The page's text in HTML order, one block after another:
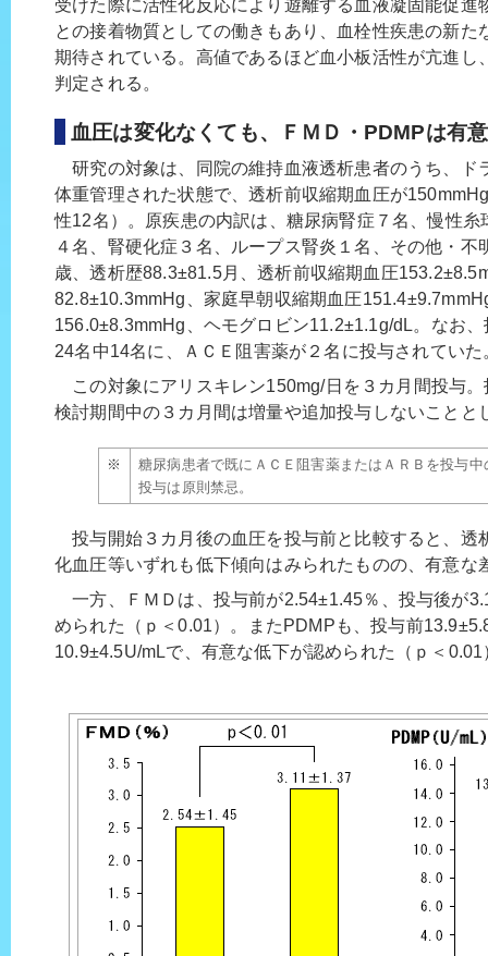
受けた際に活性化反応により遊離する血液凝固能促進
との接着物質としての働きもあり、血栓性疾患の新た
期待されている。高値であるほど血小板活性が亢進し
判定される。
血圧は変化なくても、ＦＭＤ・PDMPは有
研究の対象は、同院の維持血液透析患者のうち、ド
体重管理された状態で、透析前収縮期血圧が
性12名）。原疾患の内訳は、糖尿病腎症７名、慢性
４名、腎硬化症３名、ループス腎炎１名、その他・不
歳、透析歴88.3±81.5月、透析前収縮期血圧
82.8±10.3mmHg、家庭早朝収縮期血圧
156.0±8.3mmHg、ヘモグロビン11.2±1.1g/dL。なお
24名中14名に、ＡＣＥ阻害薬が２名に投与されていた
この対象にアリスキレン150mg/日を３カ月間投与
検討期間中の３カ月間は増量や追加投与しないことと
※
糖尿病患者で既にＡＣＥ阻害薬またはＡＲＢを投与
投与は原則禁忌。
投与開始３カ月後の血圧を投与前と比較すると、透
化血圧等いずれも低下傾向はみられたものの、有意な
一方、ＦＭＤは、投与前が2.54±1.45％、投与後が
められた（ｐ＜0.01）。またPDMPも、投与前
10.9±4.5U/mLで、有意な低下が認められた（ｐ＜0.01